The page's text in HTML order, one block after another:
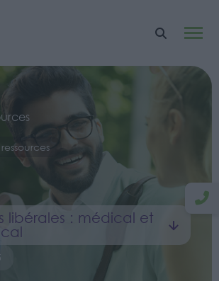
libérales : médical et